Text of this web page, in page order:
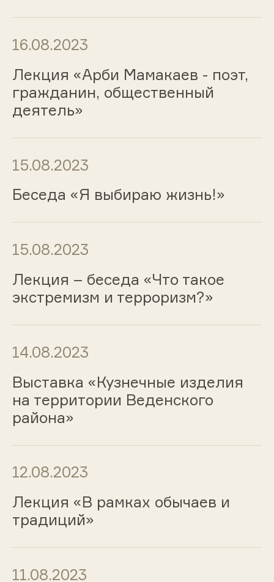
16.08.2023
Лекция «Арби Мамакаев - поэт,
гражданин, общественный
деятель»
15.08.2023
Беседа «Я выбираю жизнь!»
15.08.2023
Лекция – беседа «Что такое
экстремизм и терроризм?»
14.08.2023
Выставка «Кузнечные изделия
на территории Веденского
района»
12.08.2023
Лекция «В рамках обычаев и
традиций»
11.08.2023